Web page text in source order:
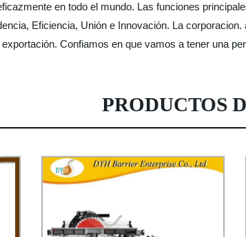
en todo el mundo. Las funciones
Eficiencia, Unión e Innovación. La
Confiamos en que vamos a tener una
PRODUCTOS